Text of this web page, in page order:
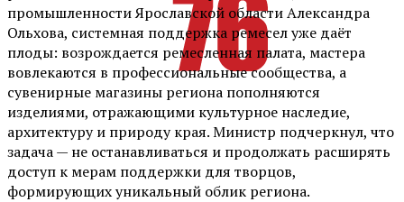
промышленности Ярославской области Александра
Ольхова, системная поддержка ремесел уже даёт
плоды: возрождается ремесленная палата, мастера
вовлекаются в профессиональные сообщества, а
сувенирные магазины региона пополняются
изделиями, отражающими культурное наследие,
архитектуру и природу края. Министр подчеркнул, что
задача — не останавливаться и продолжать расширять
доступ к мерам поддержки для творцов,
формирующих уникальный облик региона.